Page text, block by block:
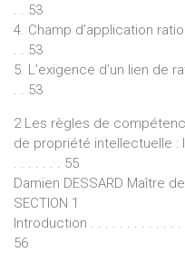
. . 53
4. Champ d’application
. . 53
5. L’exigence d’un lien de
. . 53
2 Les règles de
de propriété intellectuelle :
. . . . . . . 55
Damien DESSARD Maître
SECTION 1
Introduction . . . . . . . . . . . . .
56